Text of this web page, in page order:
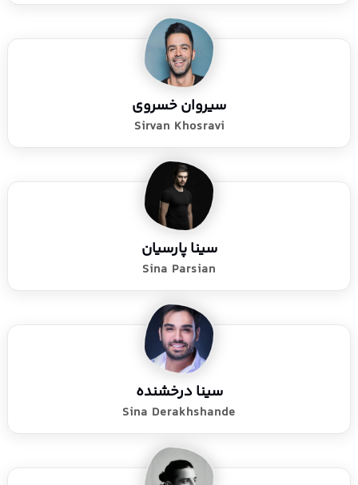
سیروان خسروی
Sirvan Khosravi
سینا پارسیان
Sina Parsian
سینا درخشنده
Sina Derakhshande